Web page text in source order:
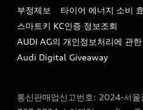
서비스 프로그램
아우디 e-tron 케어 프로그램
사설수리업체를 위한 권고사항
아우디 브랜드 히스토리
quattro 시스템
부정제보
타이어 에너지 소비
스마트키 KC인증 정보조회
AUDI AG의 개인정보처리에 관한
Audi Digital Giveaway
통신판매업신고번호: 2024-서